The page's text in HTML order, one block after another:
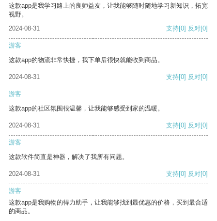
这款app是我学习路上的良师益友，让我能够随时随地学习新知识，拓宽
视野。
2024-08-31
支持[0] 反对[0]
游客
这款app的物流非常快捷，我下单后很快就能收到商品。
2024-08-31 支持[0] 反对[0]
游客
这款app的社区氛围很温馨，让我能够感受到家的温暖。
2024-08-31 支持[0] 反对[0]
游客
这款软件简直是神器，解决了我所有问题。
2024-08-31 支持[0] 反对[0]
游客
这款app是我购物的得力助手，让我能够找到最优惠的价格，买到最合适
的商品。